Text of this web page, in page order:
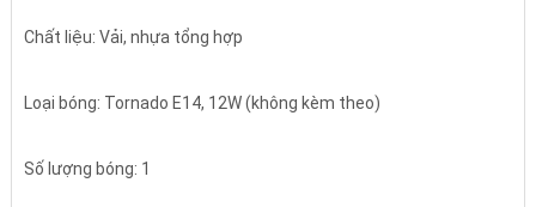
Chất liệu: Vải, nhựa tổng hợp
Loại bóng: Tornado E14, 12W (không kèm theo)
Số lượng bóng: 1